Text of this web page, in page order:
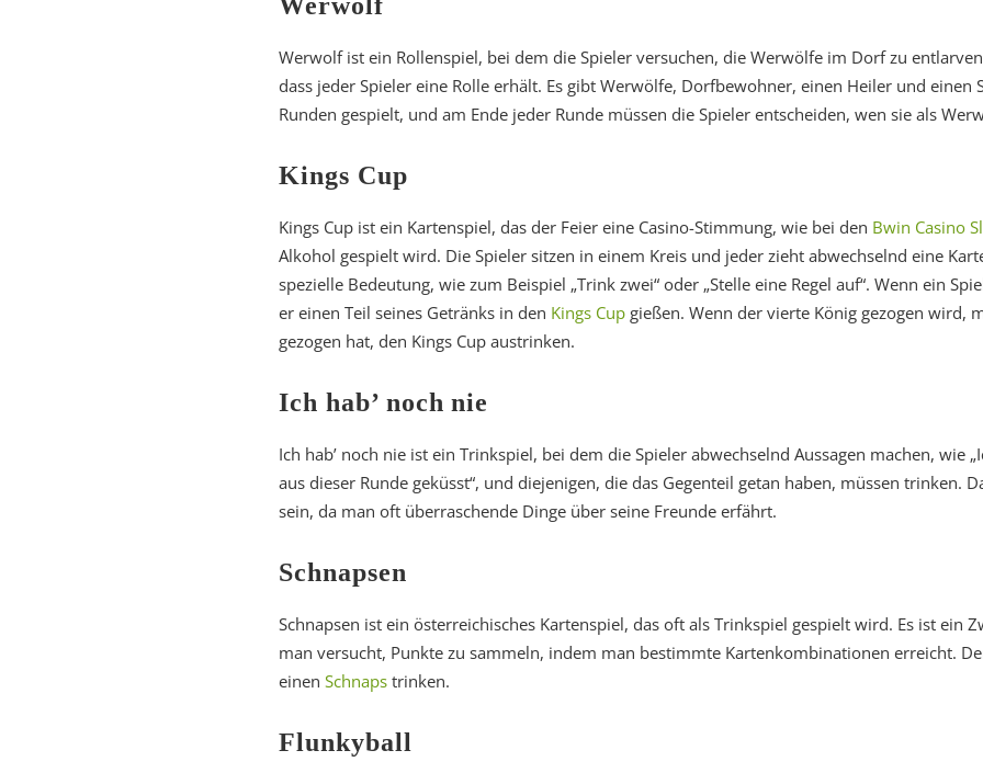
Werwolf ist ein Rollenspiel, bei dem die Spieler versuchen, die Werwölfe im Dorf zu
dass jeder Spieler eine Rolle erhält. Es gibt Werwölfe, Dorfbewohner, einen Heiler und einen
Runden gespielt, und am Ende jeder Runde müssen die Spieler entscheiden, wen sie als
Kings Cup
Kings Cup ist ein Kartenspiel, das der Feier eine Casino-Stimmung, wie bei den Bwin Casino
Alkohol gespielt wird. Die Spieler sitzen in einem Kreis und jeder zieht abwechselnd eine
spezielle Bedeutung, wie zum Beispiel „Trink zwei“ oder „Stelle eine Regel auf“. Wenn ein
er einen Teil seines Getränks in den Kings Cup gießen. Wenn der vierte König gezogen wird,
gezogen hat, den Kings Cup austrinken.
Ich hab’ noch nie
Ich hab’ noch nie ist ein Trinkspiel, bei dem die Spieler abwechselnd Aussagen machen, wie
aus dieser Runde geküsst“, und diejenigen, die das Gegenteil getan haben, müssen trinken.
sein, da man oft überraschende Dinge über seine Freunde erfährt.
Schnapsen
Schnapsen ist ein österreichisches Kartenspiel, das oft als Trinkspiel gespielt wird. Es ist ein
man versucht, Punkte zu sammeln, indem man bestimmte Kartenkombinationen erreicht.
einen Schnaps trinken.
Flunkyball